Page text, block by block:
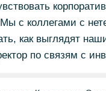
с коллегами с
как выглядят
по связям с